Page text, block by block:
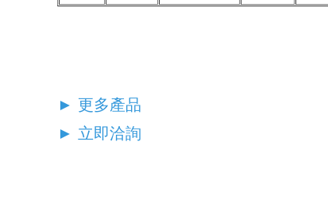
► 更多產品
► 立即洽詢